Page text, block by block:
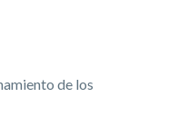
de los